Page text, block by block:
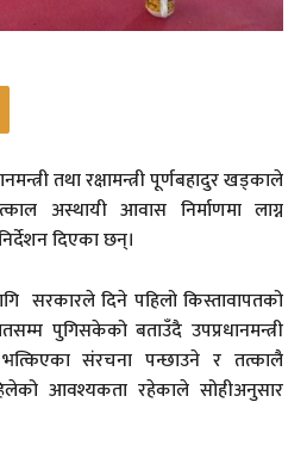
तथा रक्षामन्त्री पूर्णबहादुर खड्काले
अस्थायी आवास निर्माणमा लाग्न
दिएका छन्।
सरकारले दिने पहिलो किस्तावापतको
पुगिसकेको बताउँदै उपप्रधानमन्त्री
संरचना पन्छाउने र तत्कालै
आवश्यकता रहेकाले सोहीअनुसार